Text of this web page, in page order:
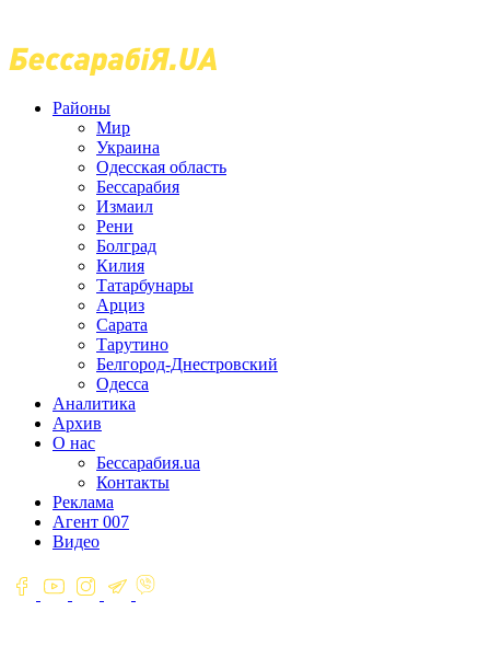
Районы
Мир
Украина
Одесская область
Бессарабия
Измаил
Рени
Болград
Килия
Татарбунары
Арциз
Сарата
Тарутино
Белгород-Днестровский
Одесса
Аналитика
Архив
О нас
Бессарабия.ua
Контакты
Реклама
Агент 007
Видео